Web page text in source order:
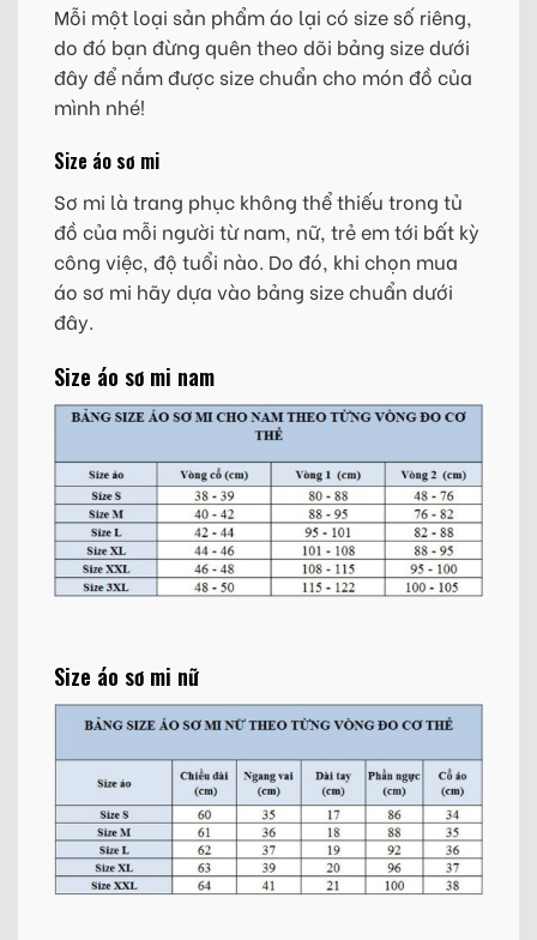
Mỗi một loại sản phẩm áo lại có size số riêng,
do đó bạn đừng quên theo dõi bảng size dưới
đây để nắm được size chuẩn cho món đồ của
mình nhé!
Size áo sơ mi
Sơ mi là trang phục không thể thiếu trong tủ
đồ của mỗi người từ nam, nữ, trẻ em tới bất kỳ
công việc, độ tuổi nào. Do đó, khi chọn mua
áo sơ mi hãy dựa vào bảng size chuẩn dưới
đây.
Size áo sơ mi nam
Size áo sơ mi nữ